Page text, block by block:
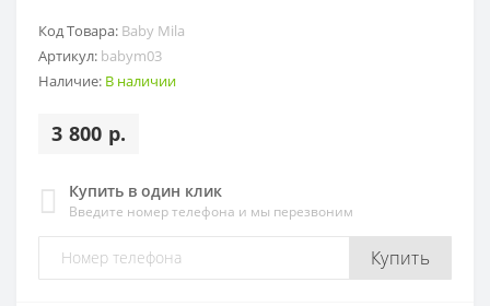
Код Товара: Baby Mila
Артикул: babym03
Наличие: В наличии
3 800 р.
Купить в один клик
Введите номер телефона и мы перезвоним
Купить